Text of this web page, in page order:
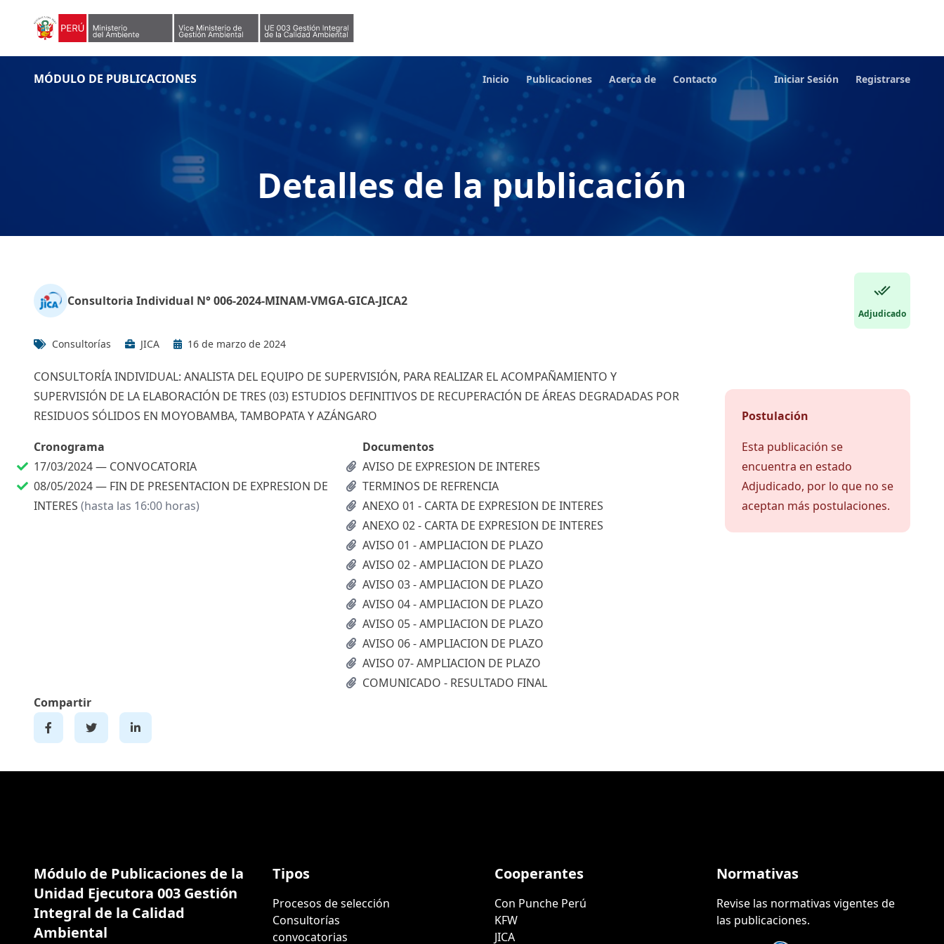
MÓDULO DE PUBLICACIONES Inicio Publicaciones Acerca de Contacto Iniciar Sesión Registrarse
Detalles de la publicación
Consultoria Individual N° 006-2024-MINAM-VMGA-GICA-JICA2
Adjudicado
Consultorías JICA 16 de marzo de 2024
CONSULTORÍA INDIVIDUAL: ANALISTA DEL EQUIPO DE SUPERVISIÓN, PARA REALIZAR EL ACOMPAÑAMIENTO Y
SUPERVISIÓN DE LA ELABORACIÓN DE TRES (03) ESTUDIOS DEFINITIVOS DE RECUPERACIÓN DE ÁREAS DEGRADADAS POR
RESIDUOS SÓLIDOS EN MOYOBAMBA, TAMBOPATA Y AZÁNGARO
Cronograma
17/03/2024 — CONVOCATORIA
08/05/2024 — FIN DE PRESENTACION DE EXPRESION DE
INTERES (hasta las 16:00 horas)
Documentos
AVISO DE EXPRESION DE INTERES
TERMINOS DE REFRENCIA
ANEXO 01 - CARTA DE EXPRESION DE INTERES
ANEXO 02 - CARTA DE EXPRESION DE INTERES
AVISO 01 - AMPLIACION DE PLAZO
AVISO 02 - AMPLIACION DE PLAZO
AVISO 03 - AMPLIACION DE PLAZO
AVISO 04 - AMPLIACION DE PLAZO
AVISO 05 - AMPLIACION DE PLAZO
AVISO 06 - AMPLIACION DE PLAZO
AVISO 07- AMPLIACION DE PLAZO
COMUNICADO - RESULTADO FINAL
Compartir
Postulación
Esta publicación se
encuentra en estado
Adjudicado, por lo que no se
aceptan más postulaciones.
Módulo de Publicaciones de la
Unidad Ejecutora 003 Gestión
Integral de la Calidad
Ambiental
Tipos
Procesos de selección
Consultorías
convocatorias
Cooperantes
Con Punche Perú
KFW
JICA
Normativas
Revise las normativas vigentes de
las publicaciones.